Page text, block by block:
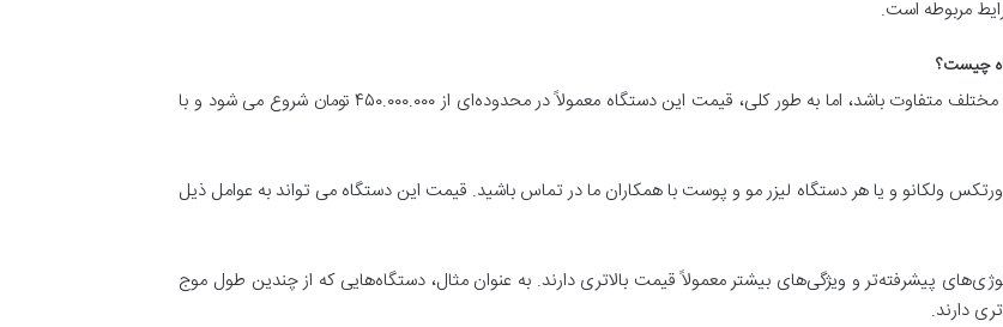
مربوطه است.
چیست؟
قیمت دستگاه لیزر ورتکس ولکانو ممکن است بسته به عوامل مختلف متفاوت باشد، اما به طور کلی، قیمت این دستگاه معمولاً در محدوده‌ای از ۴۵۰.۰۰۰.۰۰۰ تومان شروع می شود و با
ولکانو و یا هر دستگاه لیزر مو و پوست با همکاران ما در تماس باشید. قیمت این دستگاه می تواند به عوامل ذیل
پیشرفته‌تر و ویژگی‌های بیشتر معمولاً قیمت بالاتری دارند. به عنوان مثال، دستگاه‌هایی که از چندین طول موج
دارند.